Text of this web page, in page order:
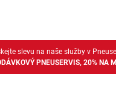
slevu na naše služby v
PNEUSERVIS, 20% NA